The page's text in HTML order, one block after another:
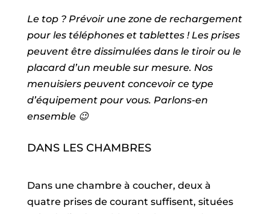
Le top ? Prévoir une zone de rechargement
pour les téléphones et tablettes ! Les prises
peuvent être dissimulées dans le tiroir ou le
placard d’un meuble sur mesure. Nos
menuisiers peuvent concevoir ce type
d’équipement pour vous. Parlons-en
ensemble 😉
DANS LES CHAMBRES
Dans une chambre à coucher, deux à
quatre prises de courant suffisent, situées